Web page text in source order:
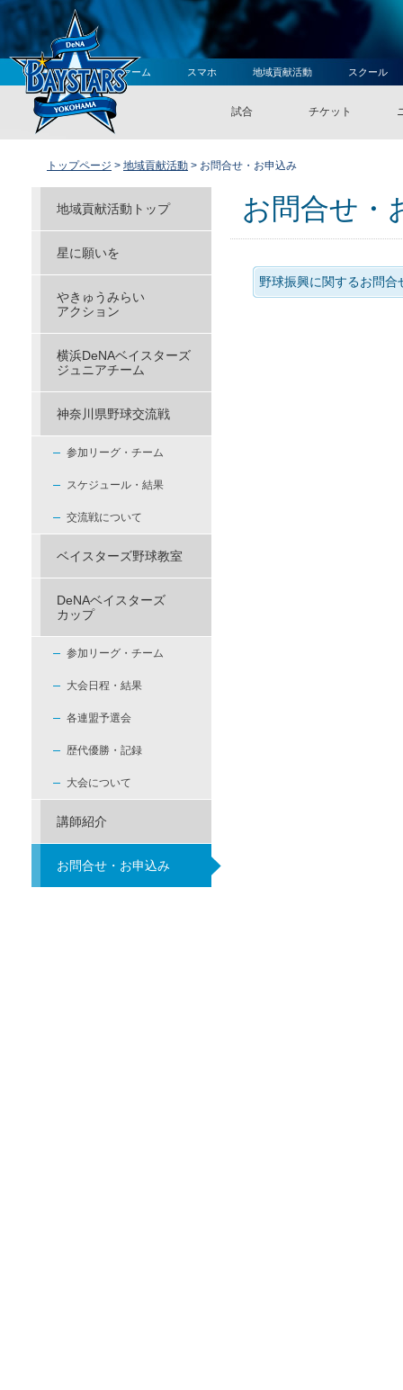
スクール
地域貢献活動
スマホ
ファーム
チケット
試合
トップページ > 地域貢献活動 > お問合せ・お申込み
お問合せ・
野球振興に関するお問合
地域貢献活動トップ
星に願いを
やきゅうみらい
アクション
横浜DeNAベイスターズ
ジュニアチーム
神奈川県野球交流戦
参加リーグ・チーム
スケジュール・結果
交流戦について
ベイスターズ野球教室
DeNAベイスターズ
カップ
参加リーグ・チーム
大会日程・結果
各連盟予選会
歴代優勝・記録
大会について
講師紹介
お問合せ・お申込み